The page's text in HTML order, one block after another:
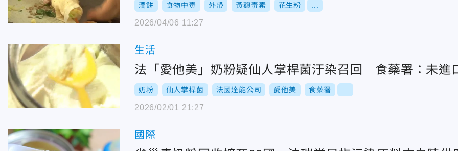
潤餅 食物中毒 外帶 黃麴毒素 花生粉
2026/04/06 11:27
生活
法「愛他美」奶粉疑仙人掌桿菌汙染召回 食藥署：未進
奶粉 仙人掌桿菌 法國達能公司 愛他美 食藥署
2026/02/01 21:27
國際